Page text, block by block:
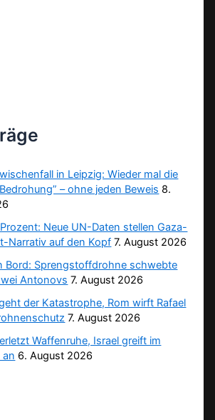
in Leipzig: Wieder mal die
– ohne jeden Beweis 8.
Neue UN-Daten stellen Gaza-
Narrativ auf den Kopf 7. August 2026
Bord: Sprengstoffdrohne schwebte
Antonovs 7. August 2026
der Katastrophe, Rom wirft Rafael
7. August 2026
Waffenruhe, Israel greift im
an 6. August 2026